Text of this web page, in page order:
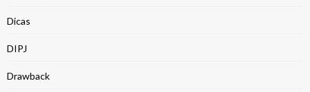
Dicas
DIPJ
Drawback